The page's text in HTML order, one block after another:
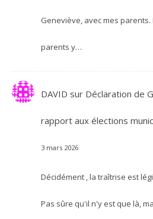
Geneviève, avec mes
parents y…
DAVID sur Déclaration de
rapport aux élections
3 mars 2026
Décidément , la traîtrise est
Pas sûre qu'il n'y est que là,